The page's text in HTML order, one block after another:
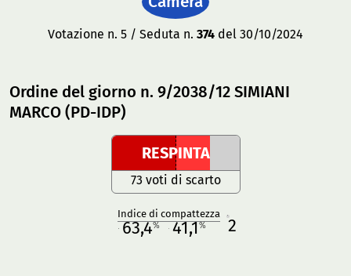
Votazione n. 5 / Seduta n. 374 del 30/10/2024
Ordine del giorno n. 9/2038/12 SIMIANI
MARCO (PD-IDP)
RESPINTA
73 voti di scarto
Indice di compattezza
63,4% 41,1% 2